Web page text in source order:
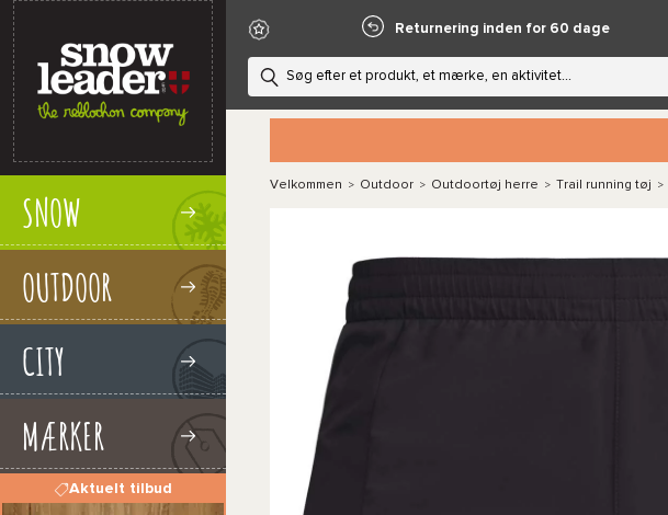
SNOW
OUTDOOR
CITY
MÆRKER
Aktuelt tilbud
Returnering inden for 60 dage
Velkommen > Outdoor > Outdoortøj herre > Trail running tøj >